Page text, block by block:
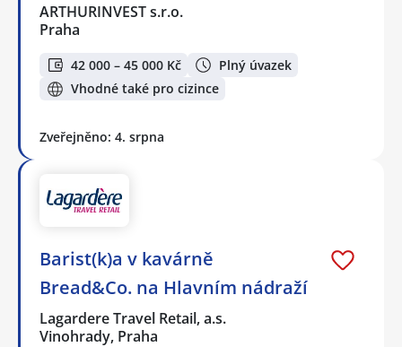
ARTHURINVEST s.r.o.
Praha
42 000 – 45 000 Kč
Plný úvazek
Vhodné také pro cizince
Zveřejněno: 4. srpna
Barist(k)a v kavárně
Bread&Co. na Hlavním nádraží
Lagardere Travel Retail, a.s.
Vinohrady, Praha